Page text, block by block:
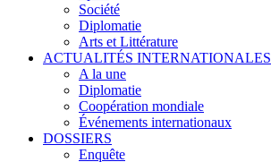
Société
Diplomatie
Arts et Littérature
ACTUALITÉS INTERNATIONALES
A la une
Diplomatie
Coopération mondiale
Événements internationaux
DOSSIERS
Enquête